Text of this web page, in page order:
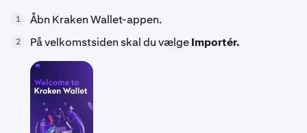
1 Åbn Kraken Wallet-appen.
2 På velkomstsiden skal du vælgeImportér.